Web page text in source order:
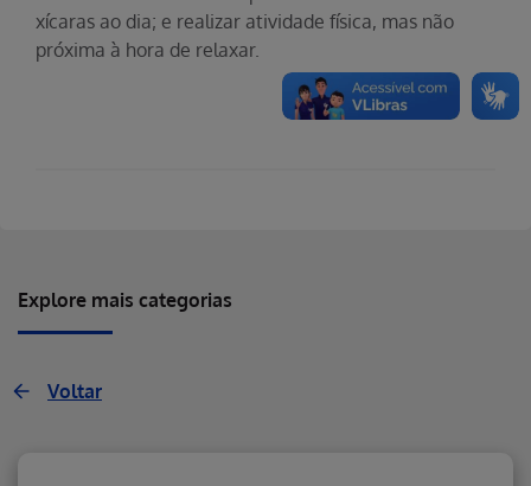
xícaras ao dia; e realizar atividade física, mas não
próxima à hora de relaxar.
Explore mais categorias
Voltar